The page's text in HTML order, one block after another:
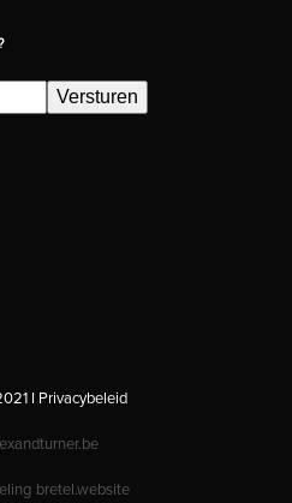
Versturen
I Privacybeleid
bretel.website